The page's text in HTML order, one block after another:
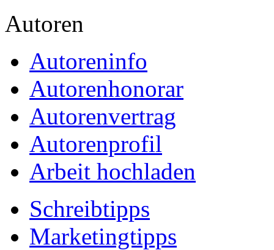
Autoren
Autoreninfo
Autorenhonorar
Autorenvertrag
Autorenprofil
Arbeit hochladen
Schreibtipps
Marketingtipps